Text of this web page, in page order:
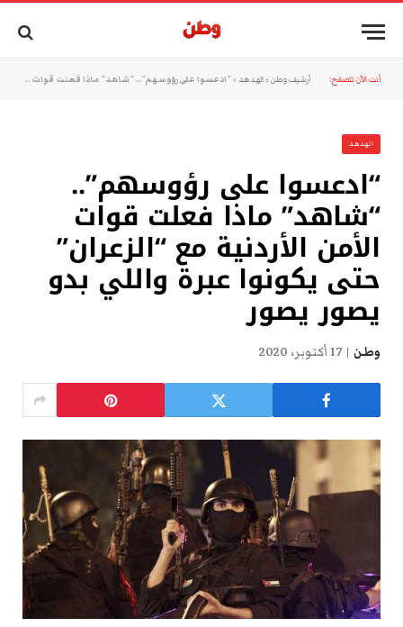
أنت الآن تتصفح: أرشيف وطن »الهدهد »“ادعسوا على رؤوسهم”.. “شاهد” ماذا فعلت قوات الأمن الأردنية مع “الزعران” حتى يكونوا عبرة واللي بدو يصور يصور
الهدهد
“ادعسوا على رؤوسهم”..
“شاهد” ماذا فعلت قوات
الأمن الأردنية مع “الزعران”
حتى يكونوا عبرة واللي بدو
يصور يصور
وطن 17 أكتوبر، 2020